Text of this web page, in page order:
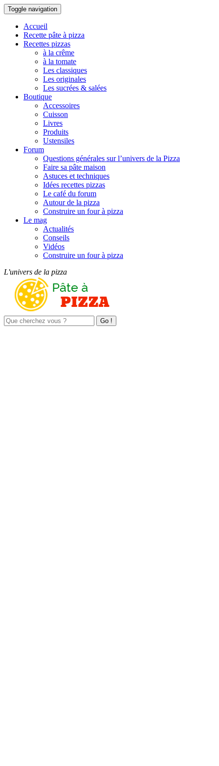
Toggle navigation
Accueil
Recette pâte à pizza
Recettes pizzas
à la crême
à la tomate
Les classiques
Les originales
Les sucrées & salées
Boutique
Accessoires
Cuisson
Livres
Produits
Ustensiles
Forum
Questions générales sur l’univers de la Pizza
Faire sa pâte maison
Astuces et techniques
Idées recettes pizzas
Le café du forum
Autour de la pizza
Construire un four à pizza
Le mag
Actualités
Conseils
Vidéos
Construire un four à pizza
L'univers de la pizza